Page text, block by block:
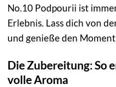
No.10 Podpourii ist
Erlebnis. Lass dich von
und genieße den
Die Zubereitung: So
volle Aroma